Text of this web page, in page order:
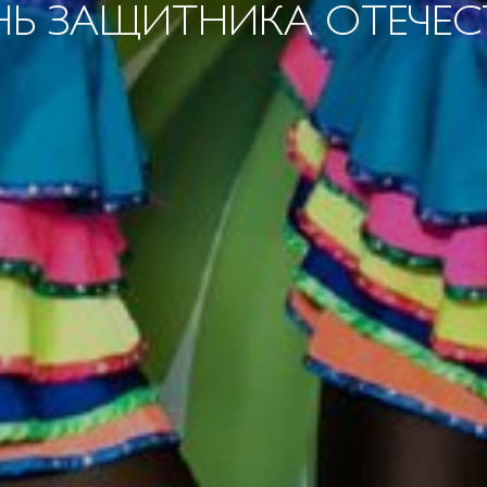
ЗАЩИТНИКА